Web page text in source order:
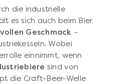
die industrielle
es sich auch beim Bier.
Geschmack –
Wobei
einnimmt, wenn
sind von
die Craft-Beer-Welle